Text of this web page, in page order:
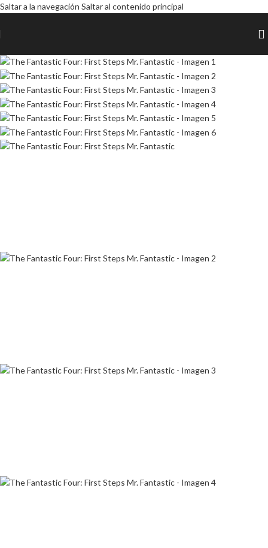
Saltar a la navegación Saltar al contenido principal